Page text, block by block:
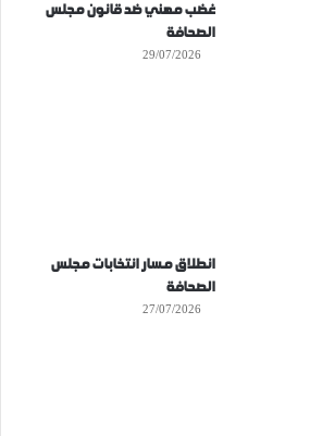
غضب مهني ضد قانون مجلس
الصحافة
29/07/2026
انطلاق مسار انتخابات مجلس
الصحافة
27/07/2026